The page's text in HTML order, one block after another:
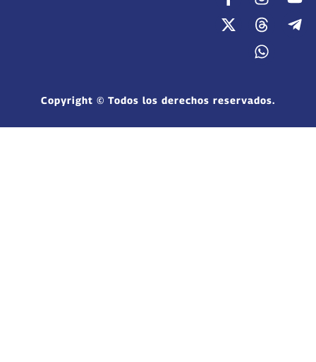
Copyright © Todos los derechos reservados.